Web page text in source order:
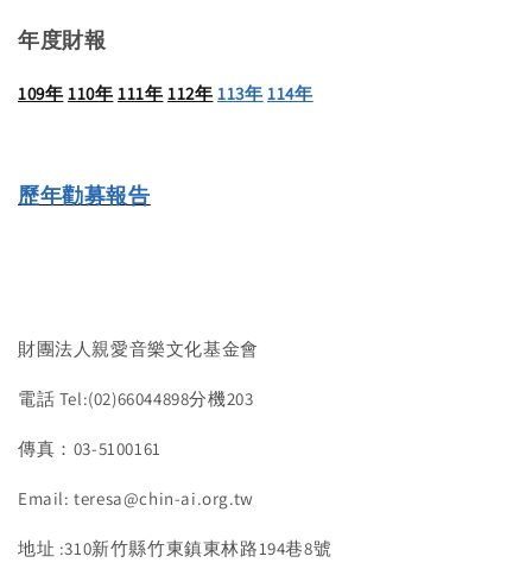
年度財報
109年 110年 111年 112年 113年 114年
歷年勸募報告
財團法人親愛音樂文化基金會
電話 Tel:(02)66044898分機203
傳真：03-5100161
Email: teresa@chin-ai.org.tw
地址 :310新竹縣竹東鎮東林路194巷8號